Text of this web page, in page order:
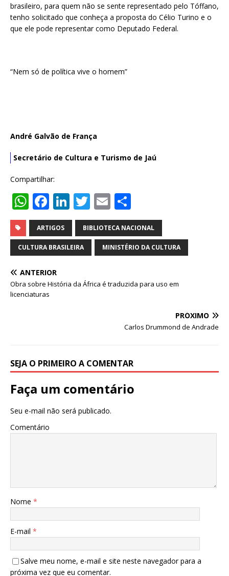
brasileiro, para quem não se sente representado pelo Tóffano,
tenho solicitado que conheça a proposta do Célio Turino e o
que ele pode representar como Deputado Federal.
“Nem só de política vive o homem”
André Galvão de França
Secretário de Cultura e Turismo de Jaú
Compartilhar:
W
h
at
s
A
p
p
F
a
c
e
b
o
Li
n
k
e
n
T
w
it
te
E
m
ai
l
h
ar
e
ARTIGOS BIBLIOTECA NACIONAL
CULTURA BRASILEIRA MINISTÉRIO DA CULTURA
ANTERIOR
Obra sobre História da África é traduzida para uso em
licenciaturas
PRÓXIMO
Carlos Drummond de Andrade
SEJA O PRIMEIRO A COMENTAR
Faça um comentário
Seu e-mail não será publicado.
Comentário
Nome *
E-mail *
Salve meu nome, e-mail e site neste navegador para a
próxima vez que eu comentar.